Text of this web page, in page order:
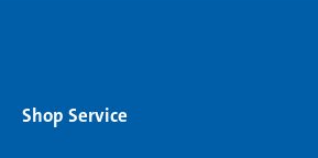
Shop Service